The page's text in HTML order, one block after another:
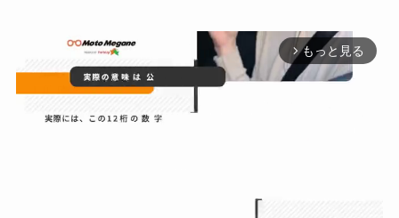
arrow_forward_ios もっと見る